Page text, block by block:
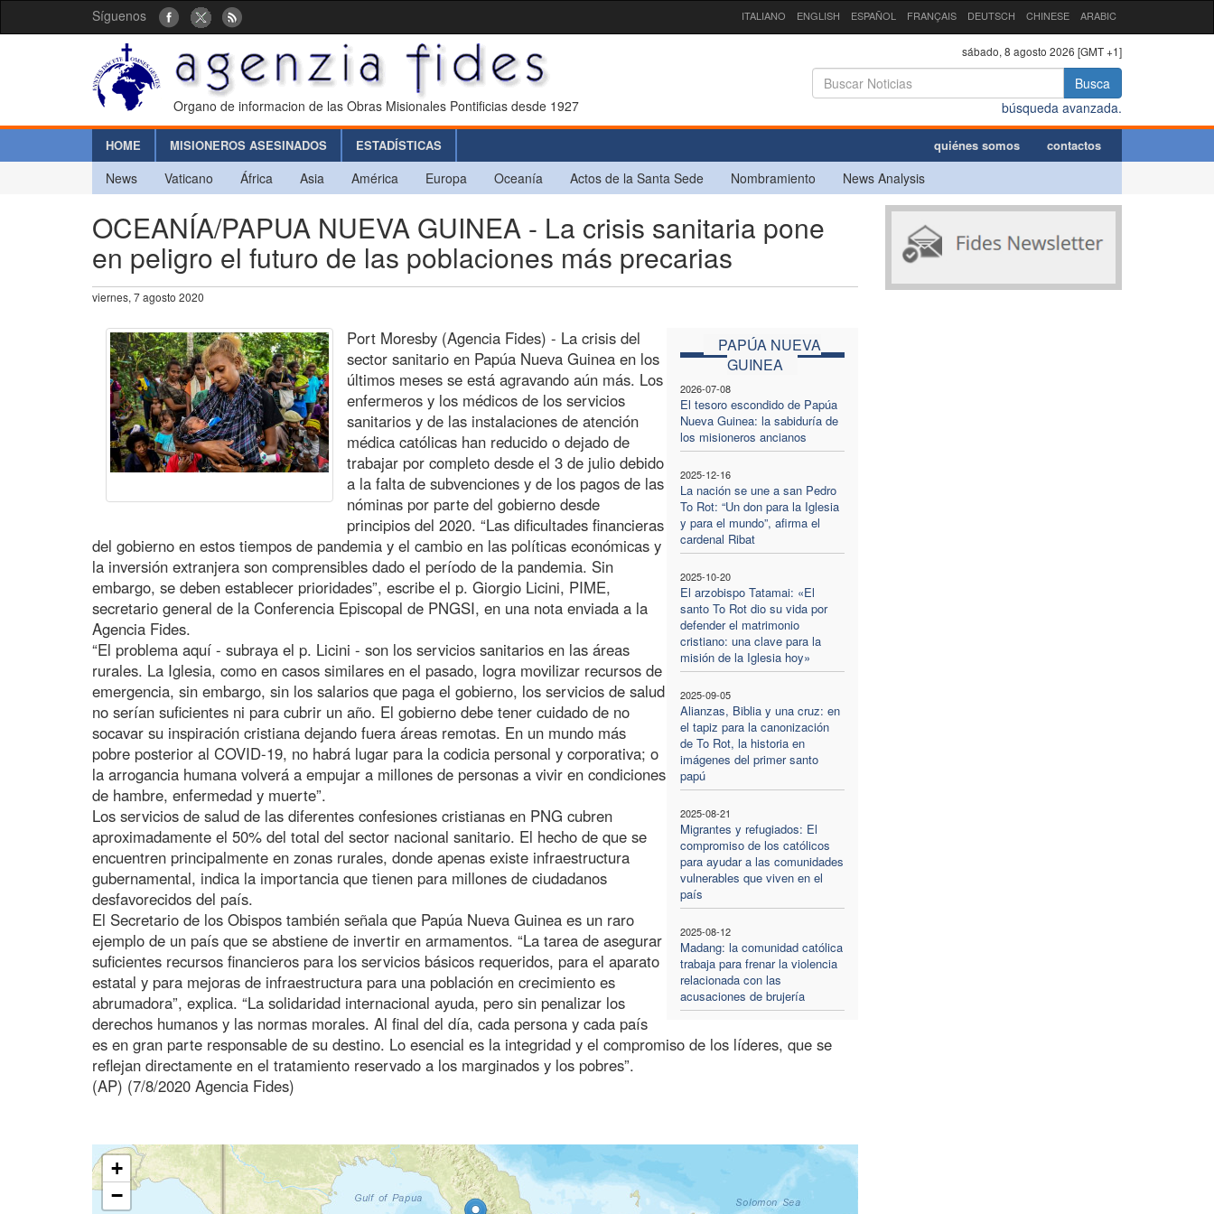
Síguenos ITALIANO ENGLISH ESPAÑOL FRANÇAIS DEUTSCH CHINESE ARABIC
Organo de informacion de las Obras Misionales Pontificias desde 1927
sábado, 8 agosto 2026 [GMT +1]
Busca
búsqueda avanzada.
HOME MISIONEROS ASESINADOS ESTADÍSTICAS quiénes somos contactos
News Vaticano África Asia América Europa Oceanía Actos de la Santa Sede Nombramiento News Analysis
OCEANÍA/PAPUA NUEVA GUINEA - La crisis sanitaria pone
en peligro el futuro de las poblaciones más precarias
viernes, 7 agosto 2020
PAPÚA NUEVA
GUINEA
2026-07-08
El tesoro escondido de Papúa
Nueva Guinea: la sabiduría de
los misioneros ancianos
2025-12-16
La nación se une a san Pedro
To Rot: “Un don para la Iglesia
y para el mundo”, afirma el
cardenal Ribat
2025-10-20
El arzobispo Tatamai: «El
santo To Rot dio su vida por
defender el matrimonio
cristiano: una clave para la
misión de la Iglesia hoy»
2025-09-05
Alianzas, Biblia y una cruz: en
el tapiz para la canonización
de To Rot, la historia en
imágenes del primer santo
papú
2025-08-21
Migrantes y refugiados: El
compromiso de los católicos
para ayudar a las comunidades
vulnerables que viven en el
país
2025-08-12
Madang: la comunidad católica
trabaja para frenar la violencia
relacionada con las
acusaciones de brujería
Port Moresby (Agencia Fides) - La crisis del
sector sanitario en Papúa Nueva Guinea en los
últimos meses se está agravando aún más. Los
enfermeros y los médicos de los servicios
sanitarios y de las instalaciones de atención
médica católicas han reducido o dejado de
trabajar por completo desde el 3 de julio debido
a la falta de subvenciones y de los pagos de las
nóminas por parte del gobierno desde
principios del 2020. “Las dificultades financieras
del gobierno en estos tiempos de pandemia y el cambio en las políticas económicas y
la inversión extranjera son comprensibles dado el período de la pandemia. Sin
embargo, se deben establecer prioridades”, escribe el p. Giorgio Licini, PIME,
secretario general de la Conferencia Episcopal de PNGSI, en una nota enviada a la
Agencia Fides.
“El problema aquí - subraya el p. Licini - son los servicios sanitarios en las áreas
rurales. La Iglesia, como en casos similares en el pasado, logra movilizar recursos de
emergencia, sin embargo, sin los salarios que paga el gobierno, los servicios de salud
no serían suficientes ni para cubrir un año. El gobierno debe tener cuidado de no
socavar su inspiración cristiana dejando fuera áreas remotas. En un mundo más
pobre posterior al COVID-19, no habrá lugar para la codicia personal y corporativa; o
la arrogancia humana volverá a empujar a millones de personas a vivir en condiciones
de hambre, enfermedad y muerte”.
Los servicios de salud de las diferentes confesiones cristianas en PNG cubren
aproximadamente el 50% del total del sector nacional sanitario. El hecho de que se
encuentren principalmente en zonas rurales, donde apenas existe infraestructura
gubernamental, indica la importancia que tienen para millones de ciudadanos
desfavorecidos del país.
El Secretario de los Obispos también señala que Papúa Nueva Guinea es un raro
ejemplo de un país que se abstiene de invertir en armamentos. “La tarea de asegurar
suficientes recursos financieros para los servicios básicos requeridos, para el aparato
estatal y para mejoras de infraestructura para una población en crecimiento es
abrumadora”, explica. “La solidaridad internacional ayuda, pero sin penalizar los
derechos humanos y las normas morales. Al final del día, cada persona y cada país
es en gran parte responsable de su destino. Lo esencial es la integridad y el compromiso de los líderes, que se
reflejan directamente en el tratamiento reservado a los marginados y los pobres”.
(AP) (7/8/2020 Agencia Fides)
+
−